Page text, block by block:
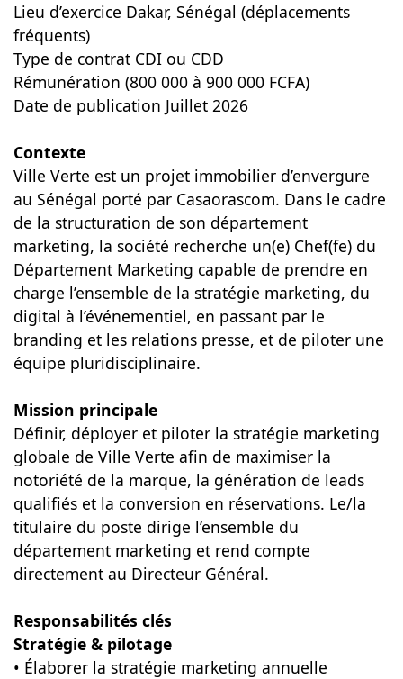
Lieu d’exercice Dakar, Sénégal (déplacements
fréquents)
Type de contrat CDI ou CDD
Rémunération (800 000 à 900 000 FCFA)
Date de publication Juillet 2026
Contexte
Ville Verte est un projet immobilier d’envergure
au Sénégal porté par Casaorascom. Dans le cadre
de la structuration de son département
marketing, la société recherche un(e) Chef(fe) du
Département Marketing capable de prendre en
charge l’ensemble de la stratégie marketing, du
digital à l’événementiel, en passant par le
branding et les relations presse, et de piloter une
équipe pluridisciplinaire.
Mission principale
Définir, déployer et piloter la stratégie marketing
globale de Ville Verte afin de maximiser la
notoriété de la marque, la génération de leads
qualifiés et la conversion en réservations. Le/la
titulaire du poste dirige l’ensemble du
département marketing et rend compte
directement au Directeur Général.
Responsabilités clés
Stratégie & pilotage
• Élaborer la stratégie marketing annuelle